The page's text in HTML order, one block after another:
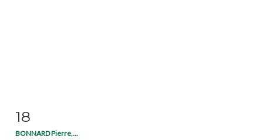
Fiche détaillée
18
BONNARD Pierre,...